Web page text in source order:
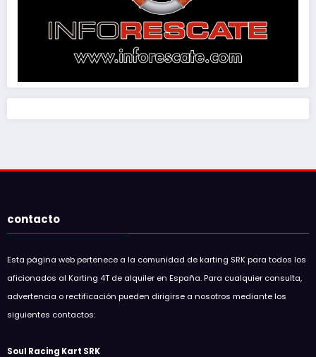
contacto
Esta página web pertenece a la comunidad de karting SRK para todos los
aficionados al Karting 4T de alquiler en España. Para cualquier consulta,
advertencia o rectificación pueden dirigirse a nosotros mediante los
siguientes contactos:
Soul Racing Kart SRK